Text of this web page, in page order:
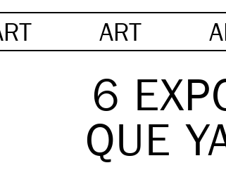
ART
6
QUE